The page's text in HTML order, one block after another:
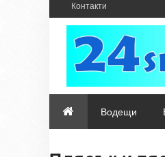
Контакти
Водещи